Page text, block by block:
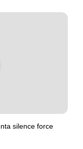
silence force